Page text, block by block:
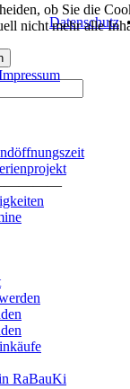
Datenschutz
RaBauKi
ob Sie die
nicht mehr alle